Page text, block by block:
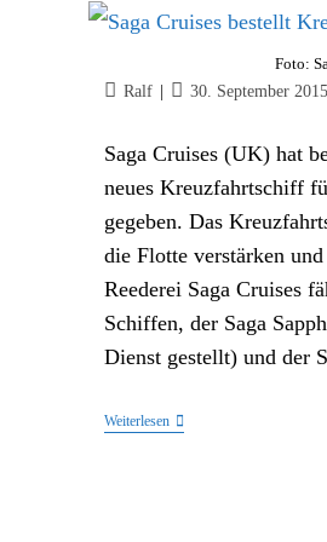
Foto:
Beitrags-
Ralf
Beitrag
30. September 2015
Saga Cruises (UK) hat
neues Kreuzfahrtschiff
gegeben. Das
die Flotte verstärken
Reederei Saga Cruises
Schiffen, der Saga
Dienst gestellt) und der
WeiterlesenSaga